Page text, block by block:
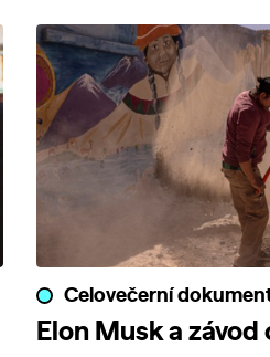
Celovečerní
Elon Musk a